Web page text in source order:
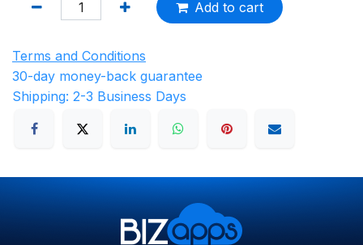
Add to cart
Terms and Conditions
30-day money-back guarantee
Shipping: 2-3 Business Days